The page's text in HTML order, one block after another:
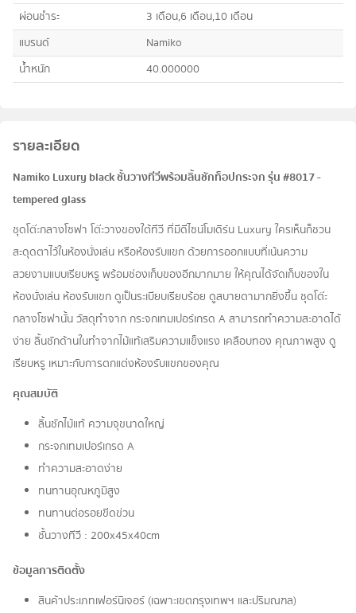
ผ่อนชำระ
3 เดือน,6 เดือน,10 เดือน
แบรนด์
Namiko
น้ำหนัก
40.000000
รายละเอียด
Namiko Luxury black ชั้นวางทีวีพร้อมลิ้นชักท็อปกระจก รุ่น #8017 -
tempered glass
ชุดโต๊ะกลางโซฟา โต๊ะวางของใต้ทีวี ที่มีดีไซน์โมเดิร์น Luxury ใครเห็นก็ชวน
สะดุดตาไว้ในห้องนั่งเล่น หรือห้องรับแขก ด้วยการออกแบบที่เน้นความ
สวยงามแบบเรียบหรู พร้อมช่องเก็บของอีกมากมาย ให้คุณได้จัดเก็บของใน
ห้องนั่งเล่น ห้องรับแขก ดูเป็นระเบียบเรียบร้อย ดูสบายตามากยิ่งขึ้น ชุดโต๊ะ
กลางโซฟานั้น วัสดุทำจาก กระจกเทมเปอร์เกรด A สามารถทำความสะอาดได้
ง่าย ลิ้นชักด้านในทำจากไม้แท้เสริมความแข็งแรง เคลือบทอง คุณภาพสูง ดู
เรียบหรู เหมาะกับการตกแต่งห้องรับแขกของคุณ
คุณสมบัติ
ลิ้นชักไม้แท้ ความจุขนาดใหญ่
กระจกเทมเปอร์เกรด A
ทำความสะอาดง่าย
ทนทานอุณหภูมิสูง
ทนทานต่อรอยขีดข่วน
ชั้นวางทีวี : 200x45x40cm
ข้อมูลการติดตั้ง
สินค้าประเภทเฟอร์นิเจอร์ (เฉพาะเขตกรุงเทพฯ และปริมณฑล)